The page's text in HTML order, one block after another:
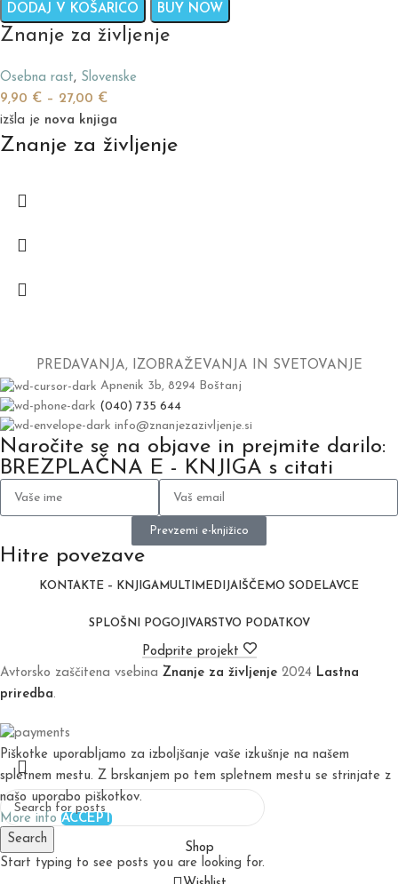
DODAJ V KOŠARICO BUY NOW
Znanje za življenje
Osebna rast, Slovenske
9,90 € – 27,00 €
izšla je nova knjiga
Znanje za življenje
PREDAVANJA, IZOBRAŽEVANJA IN SVETOVANJE
Apnenik 3b, 8294 Boštanj
(040) 735 644
info@znanjezazivljenje.si
Naročite se na objave in prejmite darilo:
BREZPLAČNA E - KNJIGA s citati
Prevzemi e-knjižico
Hitre povezave
KONTAKT E – KNJIGAMULTIMEDIJA IŠČEMO SODELAVCE
SPLOŠNI POGOJI VARSTVO PODATKOV
Podprite projekt
Avtorsko zaščitena vsebina Znanje za življenje 2024 Lastna
priredba.
Search
Start typing to see posts you are looking for.
Piškotke uporabljamo za izboljšanje vaše izkušnje na našem
spletnem mestu. Z brskanjem po tem spletnem mestu se strinjate z
našo uporabo piškotkov.
More info ACCEPT
Shop